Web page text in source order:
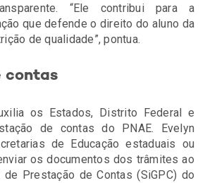
“Ele contribui para a
que defende o direito do aluno da
de qualidade”, pontua.
contas
os Estados, Distrito Federal e
de contas do PNAE. Evelyn
de Educação estaduais ou
os documentos dos trâmites ao
Prestação de Contas (SiGPC) do